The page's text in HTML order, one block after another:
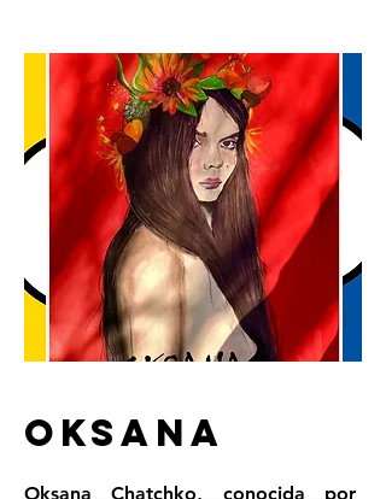
OKSANA
Oksana Chatchko, conocida por